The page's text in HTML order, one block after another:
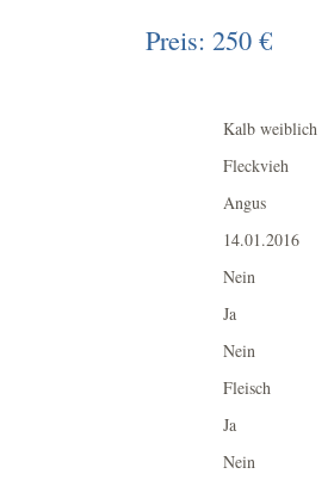
Preis: 250 €
Kalb weiblich
Fleckvieh
Angus
14.01.2016
Nein
Ja
Nein
Fleisch
Ja
Nein